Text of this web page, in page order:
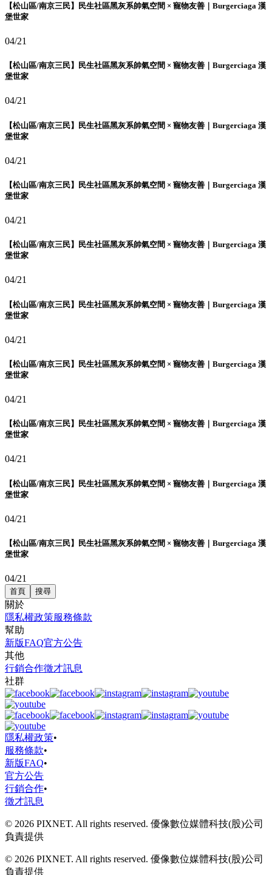
【松山區/南京三民】民生社區黑灰系帥氣空間 × 寵物友善｜Burgerciaga 漢
堡世家
04/21
【松山區/南京三民】民生社區黑灰系帥氣空間 × 寵物友善｜Burgerciaga 漢
堡世家
04/21
【松山區/南京三民】民生社區黑灰系帥氣空間 × 寵物友善｜Burgerciaga 漢
堡世家
04/21
【松山區/南京三民】民生社區黑灰系帥氣空間 × 寵物友善｜Burgerciaga 漢
堡世家
04/21
【松山區/南京三民】民生社區黑灰系帥氣空間 × 寵物友善｜Burgerciaga 漢
堡世家
04/21
【松山區/南京三民】民生社區黑灰系帥氣空間 × 寵物友善｜Burgerciaga 漢
堡世家
04/21
【松山區/南京三民】民生社區黑灰系帥氣空間 × 寵物友善｜Burgerciaga 漢
堡世家
04/21
【松山區/南京三民】民生社區黑灰系帥氣空間 × 寵物友善｜Burgerciaga 漢
堡世家
04/21
【松山區/南京三民】民生社區黑灰系帥氣空間 × 寵物友善｜Burgerciaga 漢
堡世家
04/21
【松山區/南京三民】民生社區黑灰系帥氣空間 × 寵物友善｜Burgerciaga 漢
堡世家
04/21
首頁 搜尋
關於
隱私權政策服務條款
幫助
新版FAQ官方公告
其他
行銷合作徵才訊息
社群
隱私權政策•
服務條款•
新版FAQ•
官方公告
行銷合作•
徵才訊息
© 2026 PIXNET. All rights reserved. 優像數位媒體科技(股)公司
負責提供
© 2026 PIXNET. All rights reserved. 優像數位媒體科技(股)公司
負責提供